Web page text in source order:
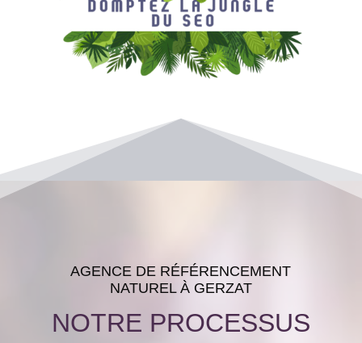
AGENCE DE RÉFÉRENCEMENT
NATUREL À GERZAT
NOTRE PROCESSUS